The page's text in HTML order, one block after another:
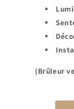
(Brûleur